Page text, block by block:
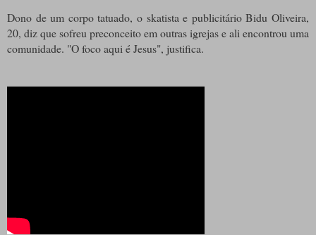
Dono de um corpo tatuado, o skatista e publicitário Bidu Oliveira,
20, diz que sofreu preconceito em outras igrejas e ali encontrou uma
comunidade. "O foco aqui é Jesus", justifica.